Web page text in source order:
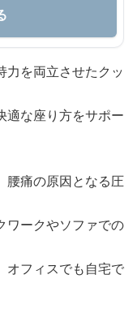
力を両立させたクッ
適な座り方をサポー
腰痛の原因となる圧
ワークやソファでの
オフィスでも自宅で